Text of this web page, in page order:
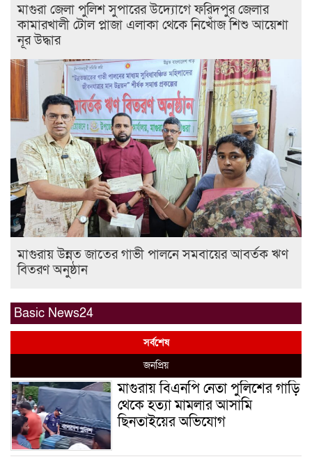
মাগুরা জেলা পুলিশ সুপারের উদ্যোগে ফরিদপুর জেলার
কামারখালী টোল প্লাজা এলাকা থেকে নিখোঁজ শিশু আয়েশা
নূর উদ্ধার
মাগুরায় উন্নত জাতের গাভী পালনে সমবায়ের আবর্তক ঋণ
বিতরণ অনুষ্ঠান
Basic News24
সর্বশেষ
জনপ্রিয়
মাগুরায় বিএনপি নেতা পুলিশের গাড়ি
থেকে হত্যা মামলার আসামি
ছিনতাইয়ের অভিযোগ